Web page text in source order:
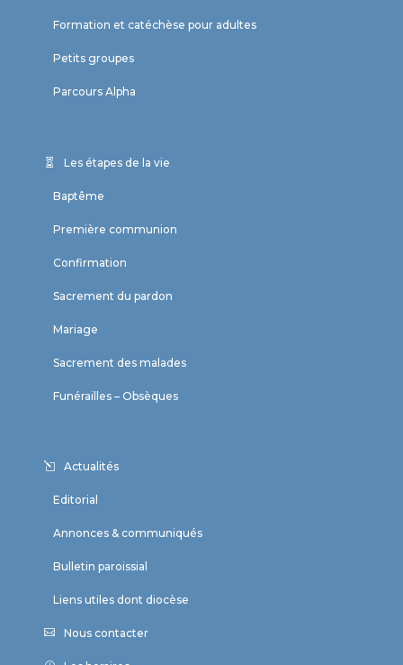
Formation et catéchèse pour adultes
Petits groupes
Parcours Alpha
Les étapes de la vie
Baptême
Première communion
Confirmation
Sacrement du pardon
Mariage
Sacrement des malades
Funérailles – Obsèques
Actualités
Editorial
Annonces & communiqués
Bulletin paroissial
Liens utiles dont diocèse
Nous contacter